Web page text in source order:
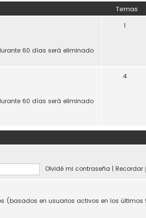
Temas
60 días será eliminado
1
60 días será eliminado
4
Olvidé mi contraseña | Recordar
(basados en usuarios activos en los últimos